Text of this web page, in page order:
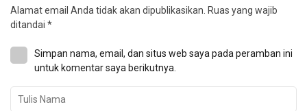
Alamat email Anda tidak akan dipublikasikan. Ruas yang wajib
ditandai *
Simpan nama, email, dan situs web saya pada peramban ini
untuk komentar saya berikutnya.